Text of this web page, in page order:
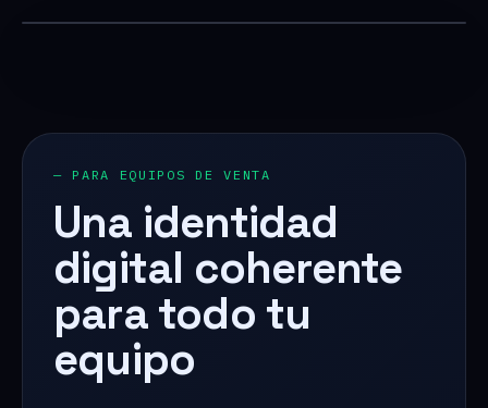
— PARA EQUIPOS DE VENTA
Una identidad
digital coherente
para todo tu
equipo